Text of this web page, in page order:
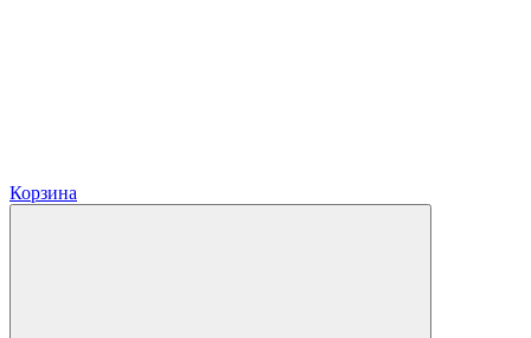
Корзина